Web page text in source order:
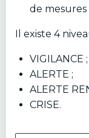
de mesures
Il existe 4
VIGILANCE ;
ALERTE ;
ALERTE
CRISE.